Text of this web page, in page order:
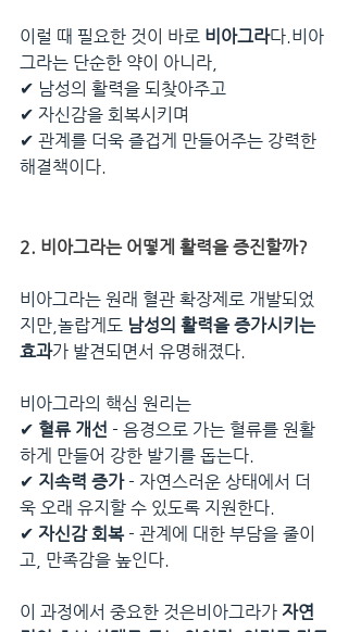
이럴 때 필요한 것이 바로 비아그라다.비아
그라는 단순한 약이 아니라,
✔ 남성의 활력을 되찾아주고
✔ 자신감을 회복시키며
✔ 관계를 더욱 즐겁게 만들어주는 강력한
해결책이다.
2. 비아그라는 어떻게 활력을 증진할까?
비아그라는 원래 혈관 확장제로 개발되었
지만,놀랍게도 남성의 활력을 증가시키는
효과가 발견되면서 유명해졌다.
비아그라의 핵심 원리는
✔ 혈류 개선 - 음경으로 가는 혈류를 원활
하게 만들어 강한 발기를 돕는다.
✔ 지속력 증가 - 자연스러운 상태에서 더
욱 오래 유지할 수 있도록 지원한다.
✔ 자신감 회복 - 관계에 대한 부담을 줄이
고, 만족감을 높인다.
이 과정에서 중요한 것은비아그라가 자연